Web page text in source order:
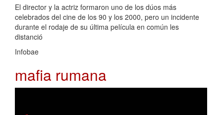
El director y la actriz formaron uno de los dúos más
celebrados del cine de los 90 y los 2000, pero un incidente
durante el rodaje de su última película en común les
distanció
Infobae
mafia rumana